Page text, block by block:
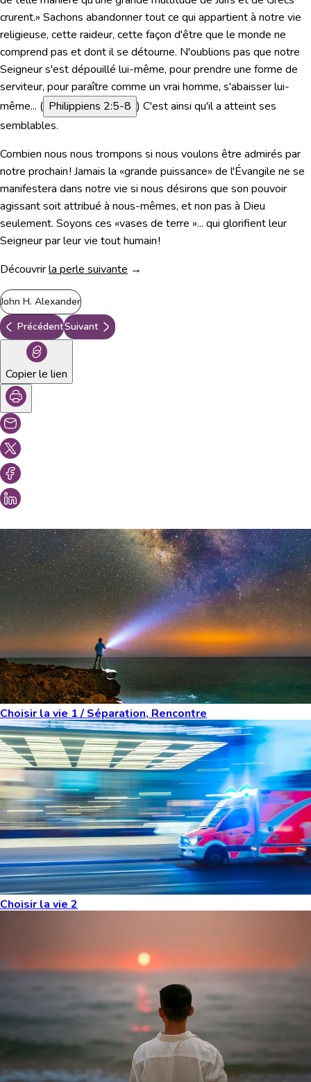
crurent.» Sachons abandonner tout ce qui appartient à notre vie
religieuse, cette raideur, cette façon d'être que le monde ne
comprend pas et dont il se détourne. N'oublions pas que notre
Seigneur s'est dépouillé lui-même, pour prendre une forme de
serviteur, pour paraître comme un vrai homme, s'abaisser lui-
même... ( Philippiens 2:5-8 ) C'est ainsi qu'il a atteint ses
semblables.
Combien nous nous trompons si nous voulons être admirés par
notre prochain ! Jamais la «grande puissance» de l'Évangile ne se
manifestera dans notre vie si nous désirons que son pouvoir
agissant soit attribué à nous-mêmes, et non pas à Dieu
seulement. Soyons ces «vases de terre »... qui glorifient leur
Seigneur par leur vie tout humain !
Découvrirla perle suivante →
John H. Alexander
PrécédentSuivant
Copier le lien
Choisir la vie 1 / Séparation, Rencontre
Choisir la vie 2